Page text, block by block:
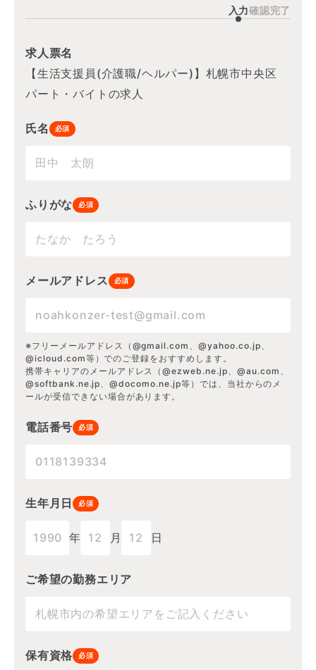
入力確認完了
求人票名
【生活支援員(介護職/ヘルパー)】札幌市中央区
パート・バイトの求人
氏名 必須
ふりがな 必須
メールアドレス 必須
※フリーメールアドレス（@gmail.com、@yahoo.co.jp、
@icloud.com等）でのご登録をおすすめします。
携帯キャリアのメールアドレス（@ezweb.ne.jp、@au.com、
@softbank.ne.jp、@docomo.ne.jp等）では、当社からのメ
ールが受信できない場合があります。
電話番号 必須
生年月日 必須
年 月 日
ご希望の勤務エリア
保有資格 必須